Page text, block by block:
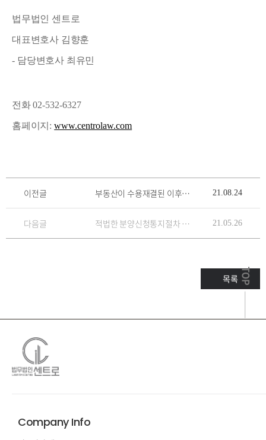
법무법인 센트로
대표변호사 김향훈
- 담당변호사 최유민
전화02-532-6327
홈페이지 :www.centrolaw.com
이전글 부동산이 수용재결된 이후에도 임차인이 점유하고 있는 경우, 임대인인 부동산의 전 소유자에게는 위 부동산에 대한 간접점유가 인정되지 않고, 임차인으로부터 부동산을 인도? 21.08.24
다음글 적법한 분양신청통지절차 없이 원고를 현금청산대상자로 정한 관리처분계획은 그 부분에 한하여 무효라는 판례 21.05.26
목록
Company Info
TOP